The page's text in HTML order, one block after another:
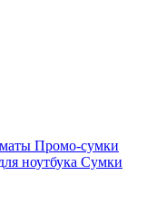
Промо-сумки
ноутбука Сумки